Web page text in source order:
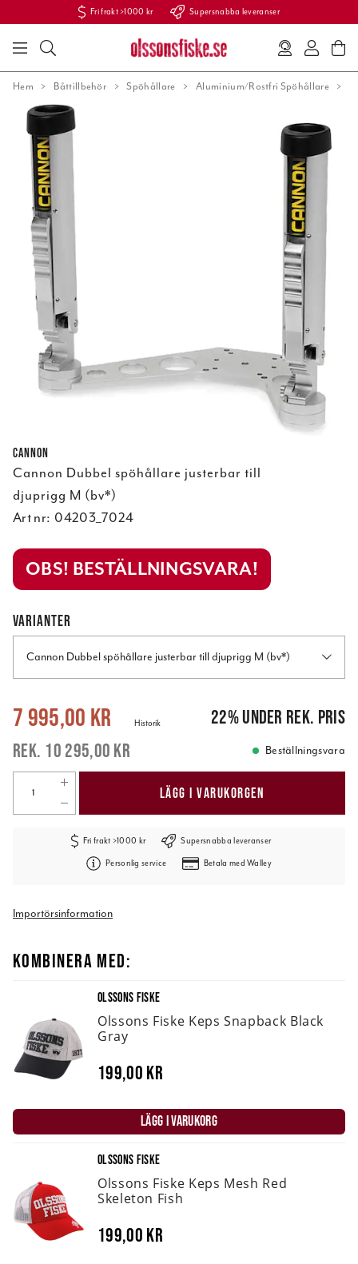
Fri frakt >1000 kr Supersnabba leveranser
Hem Båttillbehör Spöhållare Aluminium/Rostfri Spöhållare
Cannon
Cannon Dubbel spöhållare justerbar till
djuprigg M (bv*)
Art nr: 04203_7024
OBS! BESTÄLLNINGSVARA!
VARIANTER
Cannon Dubbel spöhållare justerbar till djuprigg M (bv*)
Nuvarande pris: 7 995,00 kr 10 295,00 kr
7 995,00 kr
10 295,00 kr
Historik 22%under rek. pris
Beställningsvara
LÄGG I VARUKORGEN
Fri frakt >1000 kr Supersnabba leveranser
Personlig service Betala med Walley
Importörsinformation
KOMBINERA MED:
OLSSONS FISKE
Olssons Fiske Keps Snapback Black
Gray
199,00 kr
LÄGG I VARUKORG
OLSSONS FISKE
Olssons Fiske Keps Mesh Red
Skeleton Fish
199,00 kr